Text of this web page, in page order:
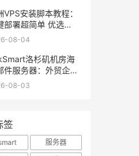
VPS安装脚本教程：
部署超简单 优选
欧洲机房
08-04
洛杉矶机房海
件服务器：外贸企业
邮件收发优选
08-03
签
服务器